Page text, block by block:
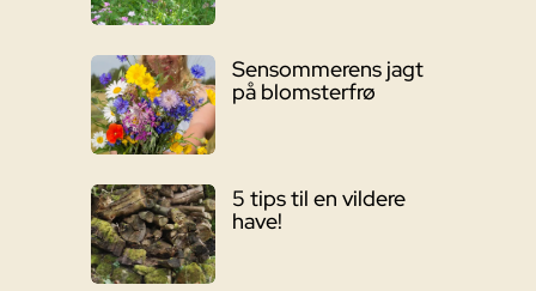
Sensommerens jagt
på blomsterfrø
5 tips til en vildere
have!